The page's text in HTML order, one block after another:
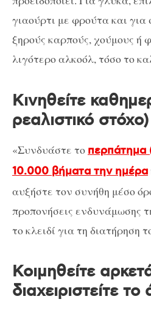
γιαούρτι με φρούτα και
ξηρούς καρπούς, χούμους ή
λιγότερο αλκοόλ, τόσο το
Κινηθείτε
ρεαλιστικό στόχο)
«Συνδυάστε το περπάτημα
10.000 βήματα την ημέρα
αυξήστε τον συνήθη μέσο
προπονήσεις ενδυνάμωσης
το κλειδί για τη διατήρηση
Κοιμηθείτε
διαχειριστείτε